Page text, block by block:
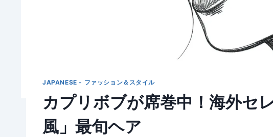
JAPANESE - ファッション＆スタイル
カプリボブが席巻中！海外セ
風」最旬ヘア